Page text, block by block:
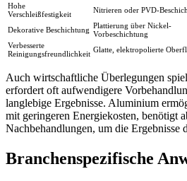
Hohe
Verschleißfestigkeit
Nitrieren oder PVD-
Dekorative Beschichtung Plattierung über Nickel-
Vorbeschichtung
Verbesserte
Reinigungsfreundlichkeit Glatte, elektropolierte
Auch wirtschaftliche Überlegungen
erfordert oft aufwendigere
langlebige Ergebnisse. Aluminium
mit geringeren Energiekosten, benötigt
Nachbehandlungen, um die Ergebnisse
Branchenspezifische